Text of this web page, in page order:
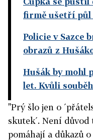
firmě ušetří půl
Policie v Sazce
obrazů z
Hušák by mohl
let. Kvůli
"Prý šlo jen o
skutek´. Není
pomáhají a důkazů